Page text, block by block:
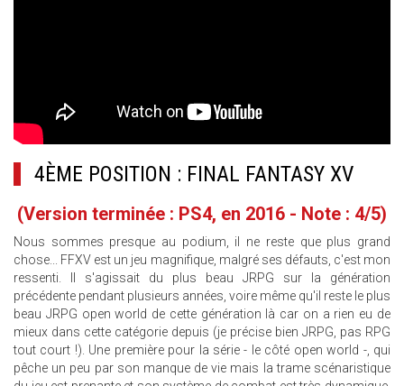
4ÈME POSITION : FINAL FANTASY XV
(Version terminée : PS4, en 2016 - Note : 4/5)
Nous sommes presque au podium, il ne reste que plus grand
chose... FFXV est un jeu magnifique, malgré ses défauts, c'est mon
ressenti. Il s'agissait du plus beau JRPG sur la génération
précédente pendant plusieurs années, voire même qu'il reste le plus
beau JRPG open world de cette génération là car on a rien eu de
mieux dans cette catégorie depuis (je précise bien JRPG, pas RPG
tout court !). Une première pour la série - le côté open world -, qui
pêche un peu par son manque de vie mais la trame scénaristique